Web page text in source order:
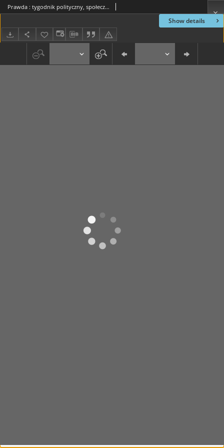
Show details
Prawda : tygodnik polityczny, społeczny i literacki, 1885, R. 5, nr 18